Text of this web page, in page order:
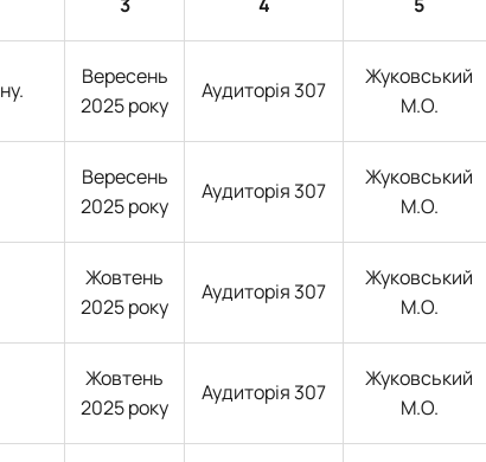
Вересень
2025 року
Аудиторія 307
Жуковський
М.О.
Вересень
2025 року
Аудиторія 307
Жуковський
М.О.
Жовтень
2025 року
Аудиторія 307
Жуковський
М.О.
Жовтень
2025 року
Аудиторія 307
Жуковський
М.О.